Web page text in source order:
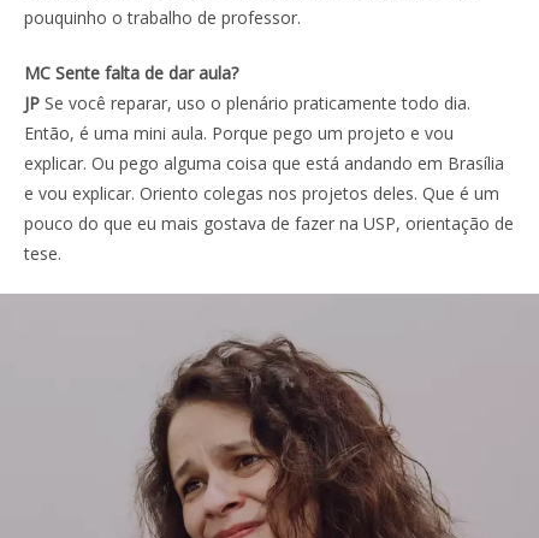
pouquinho o trabalho de professor.
MC Sente falta de dar aula?
JP Se você reparar, uso o plenário praticamente todo dia.
Então, é uma mini aula. Porque pego um projeto e vou
explicar. Ou pego alguma coisa que está andando em Brasília
e vou explicar. Oriento colegas nos projetos deles. Que é um
pouco do que eu mais gostava de fazer na USP, orientação de
tese.